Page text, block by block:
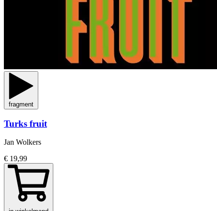
fragment
Turks fruit
Jan Wolkers
€ 19,99